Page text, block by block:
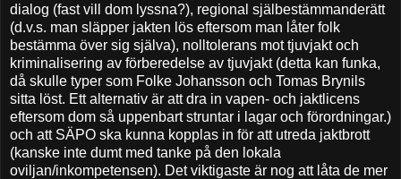
dialog (fast vill dom lyssna?), regional själbestämmanderätt
(d.v.s. man släpper jakten lös eftersom man låter folk
bestämma över sig själva), nolltolerans mot tjuvjakt och
kriminalisering av förberedelse av tjuvjakt (detta kan funka,
då skulle typer som Folke Johansson och Tomas Brynils
sitta löst. Ett alternativ är att dra in vapen- och jaktlicens
eftersom dom så uppenbart struntar i lagar och förordningar.)
och att SÄPO ska kunna kopplas in för att utreda jaktbrott
(kanske inte dumt med tanke på den lokala
oviljan/inkompetensen). Det viktigaste är nog att låta de mer